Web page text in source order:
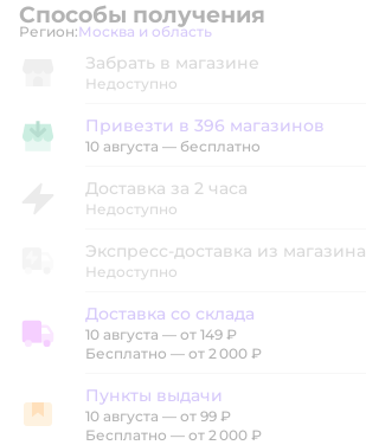
Способы получения
Регион: Выбор адреса доставки.
Москва и область
Забрать в магазине
Недоступно
Привезти в магазин
Привезти в 396 магазинов
10 августа — бесплатно
Доставка за 2 часа
Недоступно
Экспресс-доставка из магазина
Недоступно
Доставка со склада
Доставка со склада
10 августа — от 149 ₽
Бесплатно — от 2 000 ₽
Пункты выдачи
Пункты выдачи
10 августа — от 99 ₽
Бесплатно — от 2 000 ₽